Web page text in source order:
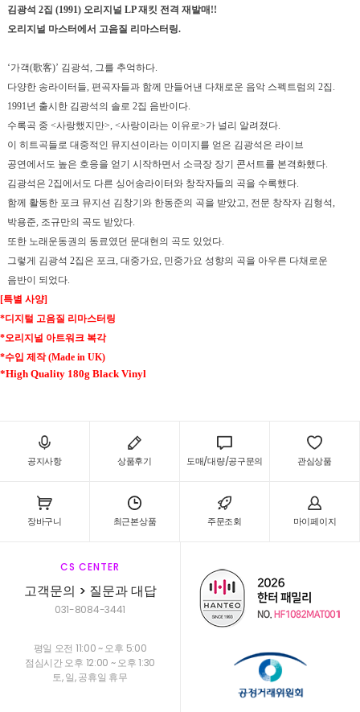
김광석2집 (1991) 오리지널LP재킷 전격 재발매 !!
오리지널 마스터에서 고음질 리마스터링.
‘가객(歌客)’ 김광석, 그를 추억하다.
다양한 송라이터들,편곡자들과 함께 만들어낸 다채로운 음악 스펙트럼의 2집 .
1991년 출시한 김광석의 솔로 2집 음반이다.
수록곡 중 <사랑했지만>, <사랑이라는 이유로>가 널리 알려졌다.
이 히트곡들로 대중적인 뮤지션이라는 이미지를 얻은 김광석은 라이브
공연에서도 높은 호응을 얻기 시작하면서 소극장 장기 콘서트를 본격화했다.
김광석은 2집에서도 다른 싱어송라이터와 창작자들의 곡을 수록했다.
함께 활동한 포크 뮤지션 김창기와 한동준의 곡을 받았고, 전문 창작자 김형석,
박용준, 조규만의 곡도 받았다.
또한 노래운동권의 동료였던 문대현의 곡도 있었다.
그렇게 김광석 2집은 포크,대중가요, 민중가요 성향의 곡을 아우른 다채로운
음반이 되었다.
[특별 사양]
*디지털 고음질 리마스터링
*오리지널 아트워크 복각
*수입 제작(Made in UK)
*High Quality 180g Black Vinyl
공지사항 상품후기 도매/대량/공구문의 관심상품
장바구니 최근본상품 주문조회 마이페이지
CS CENTER
고객문의 > 질문과 대답
031-8084-3441
평일 오전 11:00 ~ 오후 5:00
점심시간 오후 12:00 ~ 오후 1:30
토, 일, 공휴일 휴무